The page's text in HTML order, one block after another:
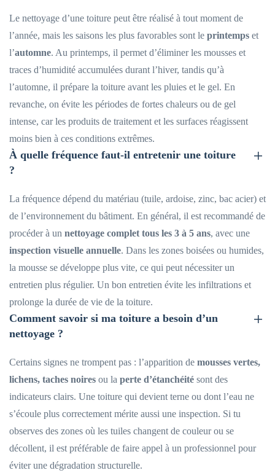
Le nettoyage d’une toiture peut être réalisé à tout moment de
l’année, mais les saisons les plus favorables sont le printemps et
l’automne. Au printemps, il permet d’éliminer les mousses et
traces d’humidité accumulées durant l’hiver, tandis qu’à
l’automne, il prépare la toiture avant les pluies et le gel. En
revanche, on évite les périodes de fortes chaleurs ou de gel
intense, car les produits de traitement et les surfaces réagissent
moins bien à ces conditions extrêmes.
À quelle fréquence faut-il entretenir une toiture
?
La fréquence dépend du matériau (tuile, ardoise, zinc, bac acier) et
de l’environnement du bâtiment. En général, il est recommandé de
procéder à un nettoyage complet tous les 3 à 5 ans, avec une
inspection visuelle annuelle. Dans les zones boisées ou humides,
la mousse se développe plus vite, ce qui peut nécessiter un
entretien plus régulier. Un bon entretien évite les infiltrations et
prolonge la durée de vie de la toiture.
Comment savoir si ma toiture a besoin d’un
nettoyage ?
Certains signes ne trompent pas : l’apparition de mousses vertes,
lichens, taches noires ou la perte d’étanchéité sont des
indicateurs clairs. Une toiture qui devient terne ou dont l’eau ne
s’écoule plus correctement mérite aussi une inspection. Si tu
observes des zones où les tuiles changent de couleur ou se
décollent, il est préférable de faire appel à un professionnel pour
éviter une dégradation structurelle.